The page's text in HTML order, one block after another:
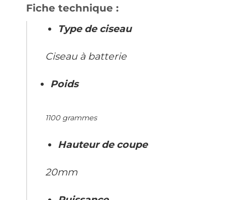
Fiche technique :
Type de ciseau
Ciseau à batterie
Poids
1100 grammes
Hauteur de coupe
20mm